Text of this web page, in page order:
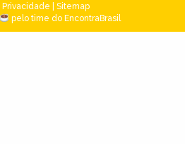
Privacidade
Sitemap
pelo time do EncontraBrasil